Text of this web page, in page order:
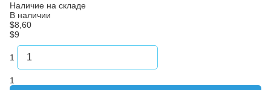
Наличие на складе
В наличии
$8,60
$9
1
1